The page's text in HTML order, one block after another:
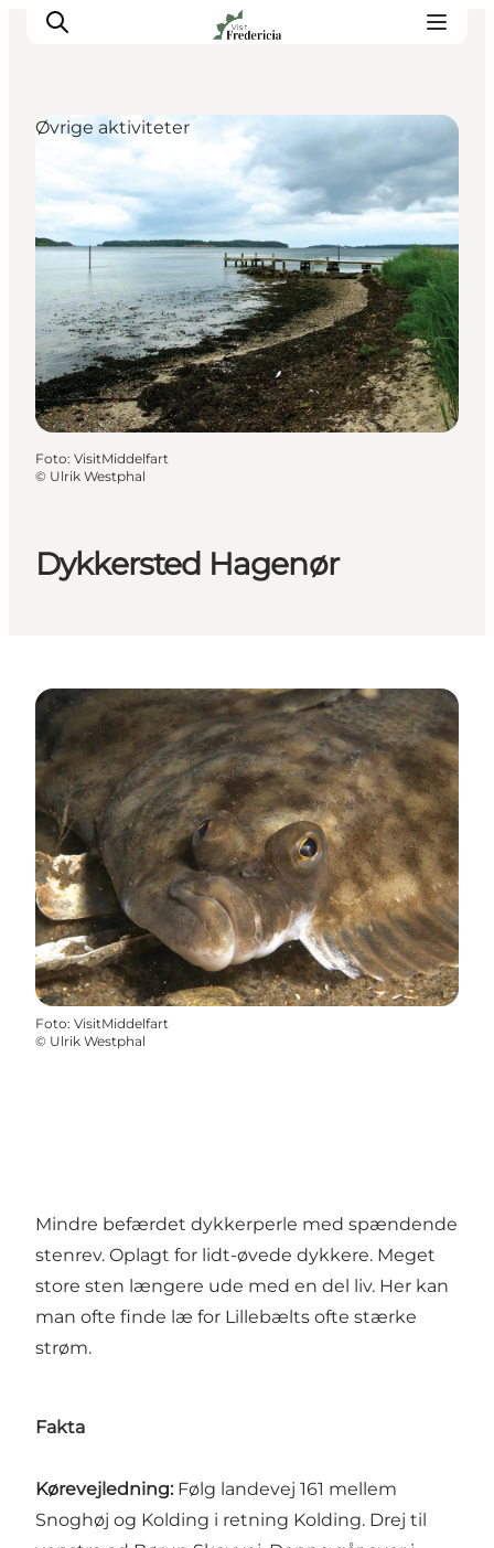
Det sker
Oplevelser
Spisesteder
Overnatning
Planlæg din tur
Book guidet tur
Dykkersted Hagenør
Øvrige aktiviteter
Foto: VisitMiddelfart
© Ulrik Westphal
Foto: VisitMiddelfart
© Ulrik Westphal
Mindre befærdet dykkerperle med spændende
stenrev. Oplagt for lidt-øvede dykkere. Meget
store sten længere ude med en del liv. Her kan
man ofte finde læ for Lillebælts ofte stærke
strøm.
Fakta
Kørevejledning: Følg landevej 161 mellem
Snoghøj og Kolding i retning Kolding. Drej til